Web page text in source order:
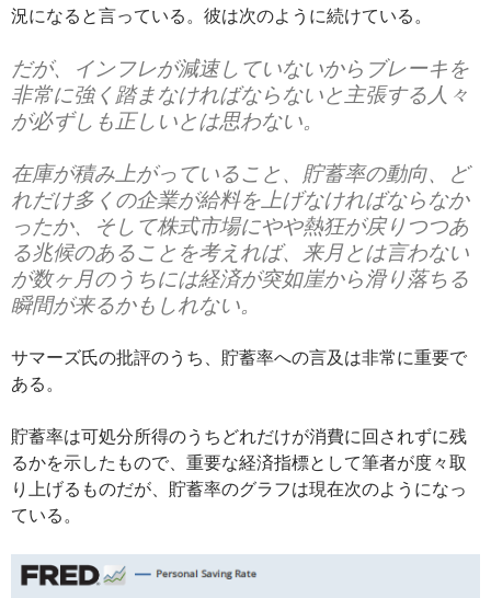
況になると言っている。彼は次のように続けている。
だが、インフレが減速していないからブレーキを
非常に強く踏まなければならないと主張する人々
が必ずしも正しいとは思わない。
在庫が積み上がっていること、貯蓄率の動向、ど
れだけ多くの企業が給料を上げなければならなか
ったか、そして株式市場にやや熱狂が戻りつつあ
る兆候のあることを考えれば、来月とは言わない
が数ヶ月のうちには経済が突如崖から滑り落ちる
瞬間が来るかもしれない。
サマーズ氏の批評のうち、貯蓄率への言及は非常に重要で
ある。
貯蓄率は可処分所得のうちどれだけが消費に回されずに残
るかを示したもので、重要な経済指標として筆者が度々取
り上げるものだが、貯蓄率のグラフは現在次のようになっ
ている。